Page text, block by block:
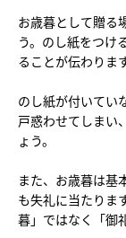
お歳暮として贈る
う。のし紙をつけ
ることが伝わります
のし紙が付いてい
戸惑わせてしまい
ょう。
また、お歳暮は基
も失礼に当たりま
暮」ではなく「御